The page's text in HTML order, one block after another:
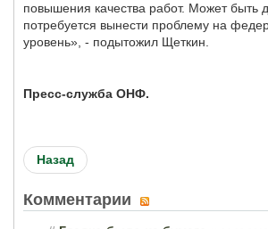
повышения качества работ. Может быть
потребуется вынести проблему на
уровень», - подытожил Щеткин.
Пресс-служба ОНФ.
Назад
Комментарии